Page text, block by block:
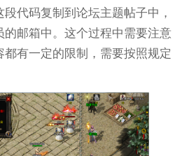
代码复制到论坛主题帖子中，
的邮箱中。这个过程中需要注意
有一定的限制，需要按照规定